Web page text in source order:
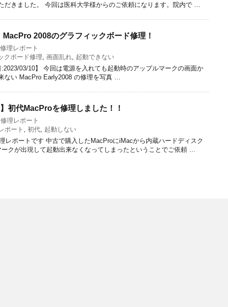
だきました。 今回は医科大学様からのご依頼になります。院内で …
2008のグラフィックボード修理！
理レポート
クボード修理, 画面乱れ, 起動できない
:2023/03/10】 今回は電源を入れても起動時のアップルマークの画面か
ない MacPro Early2008 の修理を写真 …
初代MacProを修理しました！！
理レポート
ポート , 初代, 起動しない
レポートです 中古で購入したMacProにiMacから内蔵ハードディスク
クが出現して起動出来なくなってしまったということでご依頼 …